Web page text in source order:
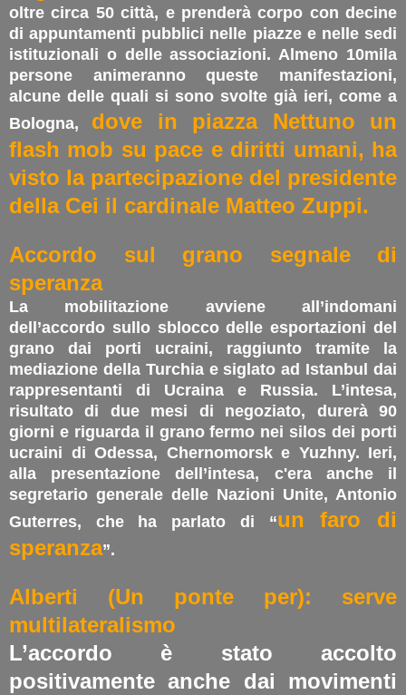
oltre circa 50 città, e prenderà corpo con decine
di appuntamenti pubblici nelle piazze e nelle sedi
istituzionali o delle associazioni. Almeno 10mila
persone animeranno queste manifestazioni,
alcune delle quali si sono svolte già ieri, come a
Bologna, dove in piazza Nettuno un
flash mob su pace e diritti umani, ha
visto la partecipazione del presidente
della Cei il cardinale Matteo Zuppi.
Accordo sul grano segnale di
speranza
La mobilitazione avviene all’indomani
dell’accordo sullo sblocco delle esportazioni del
grano dai porti ucraini, raggiunto tramite la
mediazione della Turchia e siglato ad Istanbul dai
rappresentanti di Ucraina e Russia. L’intesa,
risultato di due mesi di negoziato, durerà 90
giorni e riguarda il grano fermo nei silos dei porti
ucraini di Odessa, Chernomorsk e Yuzhny. Ieri,
alla presentazione dell’intesa, c'era anche il
segretario generale delle Nazioni Unite, Antonio
Guterres, che ha parlato di “un faro di
speranza”.
Alberti (Un ponte per): serve
multilateralismo
L’accordo è stato accolto
positivamente anche dai movimenti